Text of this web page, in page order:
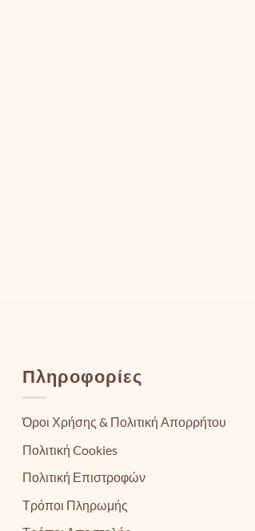
Πληροφορίες
Όροι Χρήσης & Πολιτική Απορρήτου
Πολιτική Cookies
Πολιτική Επιστροφών
Τρόποι Πληρωμής